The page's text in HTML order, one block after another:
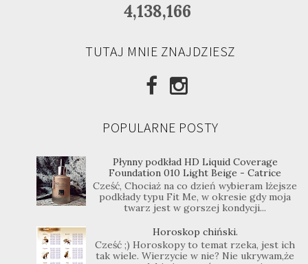
4,138,166
TUTAJ MNIE ZNAJDZIESZ
POPULARNE POSTY
Płynny podkład HD Liquid Coverage
Foundation 010 Light Beige - Catrice
Cześć, Chociaż na co dzień wybieram lżejsze
podkłady typu Fit Me, w okresie gdy moja
twarz jest w gorszej kondycji...
Horoskop chiński.
Cześć ;) Horoskopy to temat rzeka, jest ich
tak wiele. Wierzycie w nie? Nie ukrywam,że